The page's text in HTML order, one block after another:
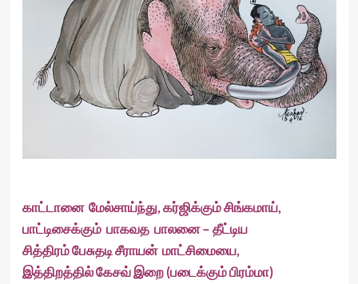
காட்டானை மேல்சாய்ந்து,கர்ஜிக்கும்சிங்கமாய்,
பாட்டிசைக்கும் பாகவத பாலனை–தீட்டிய
சித்திரம்பேசுதடிசீராயன் மாட்சிமையை,
இத்திறத்தில்கேசவ்இறை(படைக்கும்பிரம்மா)